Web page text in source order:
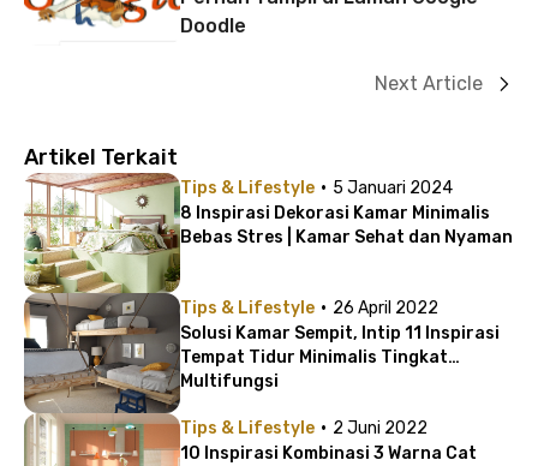
Doodle
Next Article
Artikel Terkait
Tips & Lifestyle · 5 Januari 2024
8 Inspirasi Dekorasi Kamar Minimalis
Bebas Stres | Kamar Sehat dan Nyaman
Tips & Lifestyle · 26 April 2022
Solusi Kamar Sempit, Intip 11 Inspirasi
Tempat Tidur Minimalis Tingkat
Multifungsi
Tips & Lifestyle · 2 Juni 2022
10 Inspirasi Kombinasi 3 Warna Cat